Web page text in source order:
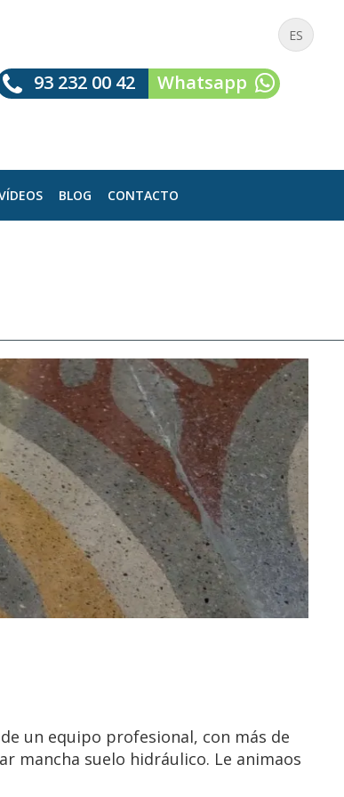
ES
93 232 00 42 Whatsapp
BLOG CONTACTO
un equipo profesional, con más de
mancha suelo hidráulico. Le animaos